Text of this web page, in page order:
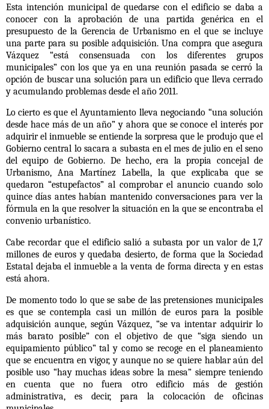
Esta intención municipal de quedarse con el edificio se daba a
conocer con la aprobación de una partida genérica en el
presupuesto de la Gerencia de Urbanismo en el que se incluye
una parte para su posible adquisición. Una compra que asegura
Vázquez “está consensuada con los diferentes grupos
municipales” con los que ya en una reunión pasada se cerró la
opción de buscar una solución para un edificio que lleva cerrado
y acumulando problemas desde el año 2011.
Lo cierto es que el Ayuntamiento lleva negociando “una solución
desde hace más de un año” y ahora que se conoce el interés por
adquirir el inmueble se entiende la sorpresa que le produjo que el
Gobierno central lo sacara a subasta en el mes de julio en el seno
del equipo de Gobierno. De hecho, era la propia concejal de
Urbanismo, Ana Martínez Labella, la que explicaba que se
quedaron “estupefactos” al comprobar el anuncio cuando solo
quince días antes habían mantenido conversaciones para ver la
fórmula en la que resolver la situación en la que se encontraba el
convenio urbanístico.
Cabe recordar queel edificio salió a subasta por un valor de 1,7
millones de euros y quedaba desierto, de forma que la Sociedad
Estatal dejaba el inmueble a la venta de forma directa y en estas
está ahora.
De momento todo lo que se sabe de las pretensiones municipales
es que se contempla casi un millón de euros para la posible
adquisición aunque, según Vázquez, “se va intentar adquirir lo
más barato posible” con el objetivo de que “siga siendo un
equipamiento público” tal y como se recoge en el planeamiento
que se encuentra en vigor, y aunque no se quiere hablar aún del
posible uso “hay muchas ideas sobre la mesa” siempre teniendo
en cuenta que no fuera otro edificio más de gestión
administrativa, es decir, para la colocación de oficinas